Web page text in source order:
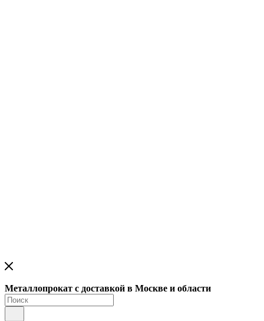
Металлопрокат с доставкой в Москве и области